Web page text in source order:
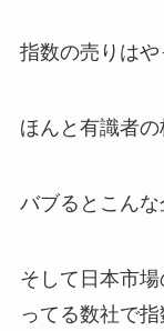
指数の売りはや
ほんと有識者の
バブるとこん
そして日本市
ってる数社で